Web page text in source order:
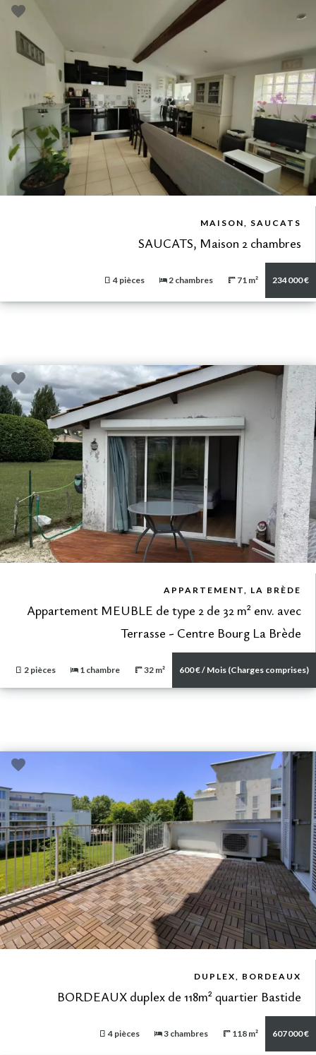
MAISON, SAUCATS
SAUCATS, Maison 2 chambres
4 pièces 2 chambres 71 m² 234 000 €
APPARTEMENT, LA BRÈDE
Appartement MEUBLE de type 2 de 32 m² env. avec
Terrasse - Centre Bourg La Brède
2 pièces 1 chambre 32 m² 600 € / Mois (Charges comprises)
DUPLEX, BORDEAUX
BORDEAUX duplex de 118m² quartier Bastide
4 pièces 3 chambres 118 m² 607 000 €